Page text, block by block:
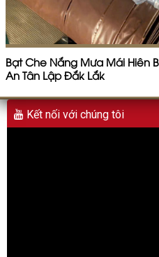
Bạt Che Nắng Mưa Mái Hiên
An Tân Lập Đắk Lắk
Kết nối với chúng tôi